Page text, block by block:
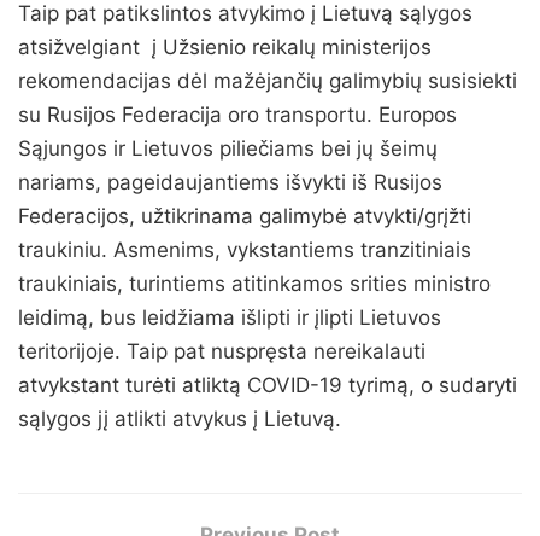
Taip pat patikslintos atvykimo į Lietuvą sąlygos
atsižvelgiant į Užsienio reikalų ministerijos
rekomendacijas dėl mažėjančių galimybių susisiekti
su Rusijos Federacija oro transportu. Europos
Sąjungos ir Lietuvos piliečiams bei jų šeimų
nariams, pageidaujantiems išvykti iš Rusijos
Federacijos, užtikrinama galimybė atvykti/grįžti
traukiniu. Asmenims, vykstantiems tranzitiniais
traukiniais, turintiems atitinkamos srities ministro
leidimą, bus leidžiama išlipti ir įlipti Lietuvos
teritorijoje. Taip pat nuspręsta nereikalauti
atvykstant turėti atliktą COVID-19 tyrimą, o sudaryti
sąlygos jį atlikti atvykus į Lietuvą.